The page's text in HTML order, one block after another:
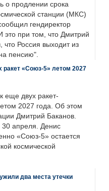
о продлении срока
станции (МКС)
гендиректор
это при том, что Дмитрий
что Россия выходит из
пенсию".
ракет «Союз-5» летом 2027
еще двух ракет-
2027 года. Об этом
Дмитрий Баканов.
30 апреля. Денис
«Союз-5» остается
космической
два места утечки